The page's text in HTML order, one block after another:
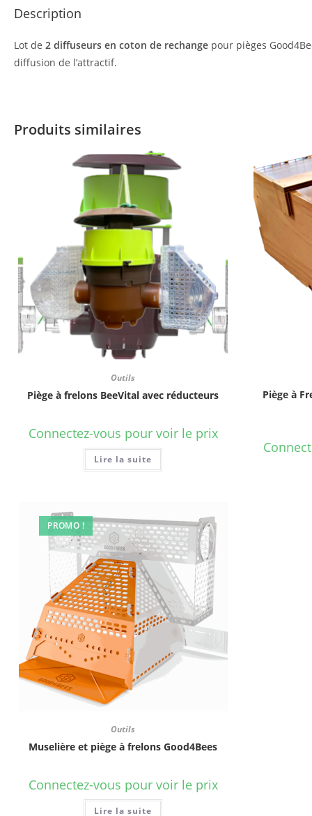
Description
Lot de 2 diffuseurs en coton de rechange pour pièges
diffusion de l’attractif.
Produits similaires
Outils
Piège à frelons BeeVital avec réducteurs
Connectez-vous pour voir le prix
Lire la suite
Piège à
PROMO !
Outils
Muselière et piège à frelons Good4Bees
Connectez-vous pour voir le prix
Lire la suite